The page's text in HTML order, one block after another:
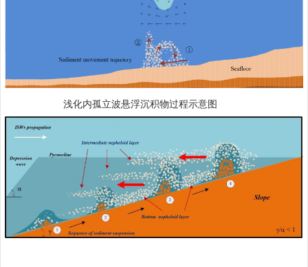
浅化内孤立波悬浮沉积物过程示意图